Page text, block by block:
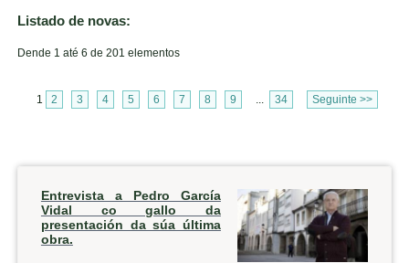
Listado de novas:
Dende 1 até 6 de 201 elementos
1 2 3 4 5 6 7 8 9 34 Seguinte >>
Entrevista a Pedro García
Vidal co gallo da
presentación da súa última
obra.